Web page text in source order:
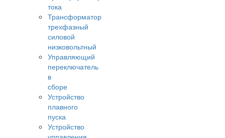
тока
Трансформатор
трехфазный
силовой
низковольтный
Управляющий
переключатель
в
сборе
Устройство
плавного
пуска
Устройство